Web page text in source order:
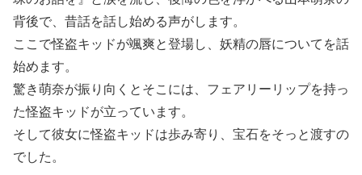
背後で、昔話を話し始める声がします。
ここで怪盗キッドが颯爽と登場し、妖精の唇についてを話
始めます。
驚き萌奈が振り向くとそこには、フェアリーリップを持っ
た怪盗キッドが立っています。
そして彼女に怪盗キッドは歩み寄り、宝石をそっと渡すの
でした。